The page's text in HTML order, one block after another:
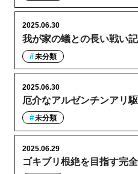
我が家の蟻との長い戦い
2025.06.30
未分類
厄介なアルゼンチンアリ
2025.06.30
未分類
ゴキブリ根絶を目指す完
2025.06.29